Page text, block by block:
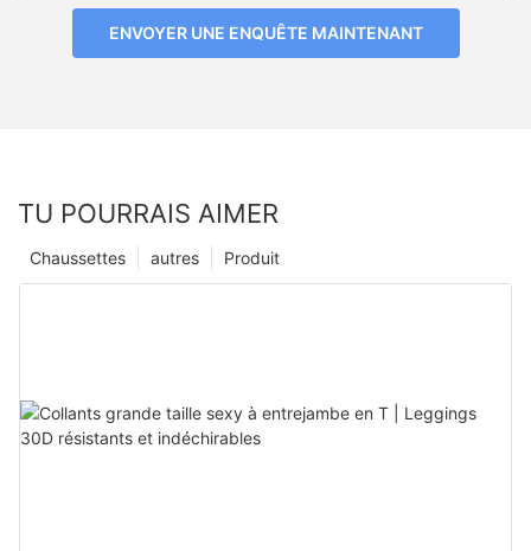
ENVOYER UNE ENQUÊTE MAINTENANT
TU POURRAIS AIMER
Produit
autres
Chaussettes